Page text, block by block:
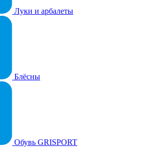
Луки и арбалеты
Блёсны
Обувь GRISPORT